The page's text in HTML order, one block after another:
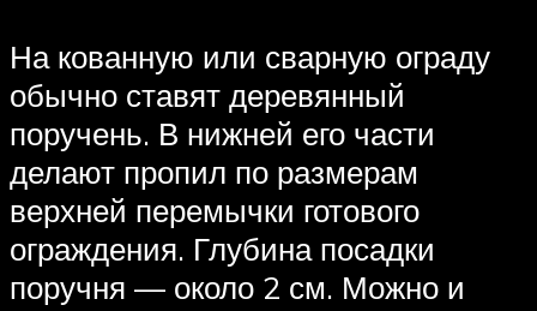
На кованную или сварную ограду
обычно ставят деревянный
поручень. В нижней его части
делают пропил по размерам
верхней перемычки готового
ограждения. Глубина посадки
поручня — около 2 см. Можно и